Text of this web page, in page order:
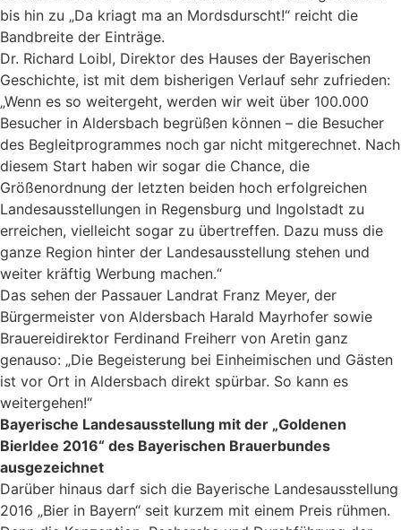
bis hin zu „Da kriagt ma an Mordsdurscht!“ reicht die
Bandbreite der Einträge.
Dr. Richard Loibl, Direktor des Hauses der Bayerischen
Geschichte, ist mit dem bisherigen Verlauf sehr zufrieden:
„Wenn es so weitergeht, werden wir weit über 100.000
Besucher in Aldersbach begrüßen können – die Besucher
des Begleitpro­grammes noch gar nicht mitgerechnet. Nach
diesem Start haben wir sogar die Chance, die
Größenordnung der letzten beiden hoch erfolgreichen
Landesaus­stellungen in Regensburg und Ingolstadt zu
erreichen, vielleicht sogar zu übertreffen. Dazu muss die
ganze Region hinter der Landesausstellung stehen und
weiter kräftig Werbung machen.“
Das sehen der Passauer Landrat Franz Meyer, der
Bürgermeister von Aldersbach Harald Mayrhofer sowie
Brauereidirektor Ferdinand Freiherr von Aretin ganz
genauso: „Die Begeisterung bei Einheimischen und Gästen
ist vor Ort in Aldersbach direkt spürbar. So kann es
weitergehen!“
Bayerische Landesausstellung mit der „Goldenen
BierIdee 2016“ des Bayerischen Brauerbundes
ausgezeichnet
Darüber hinaus darf sich die Bayerische Landesausstellung
2016 „Bier in Bayern“ seit kurzem mit einem Preis rühmen.